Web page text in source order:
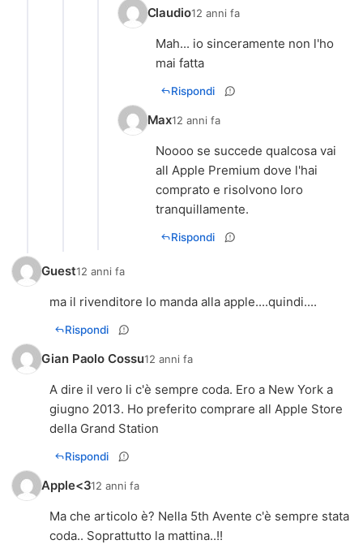
Claudio12 anni fa
Mah... io sinceramente non l'ho
mai fatta
Rispondi
Max12 anni fa
Noooo se succede qualcosa vai
all Apple Premium dove l'hai
comprato e risolvono loro
tranquillamente.
Rispondi
Guest12 anni fa
ma il rivenditore lo manda alla apple....quindi....
Rispondi
Gian Paolo Cossu12 anni fa
A dire il vero li c'è sempre coda. Ero a New York a
giugno 2013. Ho preferito comprare all Apple Store
della Grand Station
Rispondi
Apple<312 anni fa
Ma che articolo è? Nella 5th Avente c'è sempre stata
coda.. Soprattutto la mattina..!!